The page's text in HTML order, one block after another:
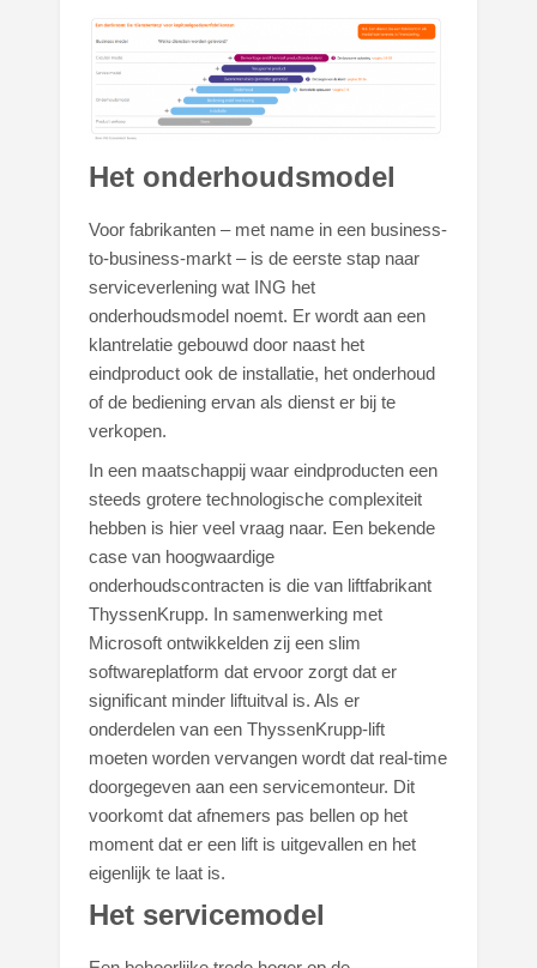
Het onderhoudsmodel
Voor fabrikanten – met name in een business-
to-business-markt – is de eerste stap naar
serviceverlening wat ING het
onderhoudsmodel noemt. Er wordt aan een
klantrelatie gebouwd door naast het
eindproduct ook de installatie, het onderhoud
of de bediening ervan als dienst er bij te
verkopen.
In een maatschappij waar eindproducten een
steeds grotere technologische complexiteit
hebben is hier veel vraag naar. Een bekende
case van hoogwaardige
onderhoudscontracten is die van liftfabrikant
ThyssenKrupp. In samenwerking met
Microsoft ontwikkelden zij een slim
softwareplatform dat ervoor zorgt dat er
significant minder liftuitval is. Als er
onderdelen van een ThyssenKrupp-lift
moeten worden vervangen wordt dat real-time
doorgegeven aan een servicemonteur. Dit
voorkomt dat afnemers pas bellen op het
moment dat er een lift is uitgevallen en het
eigenlijk te laat is.
Het servicemodel